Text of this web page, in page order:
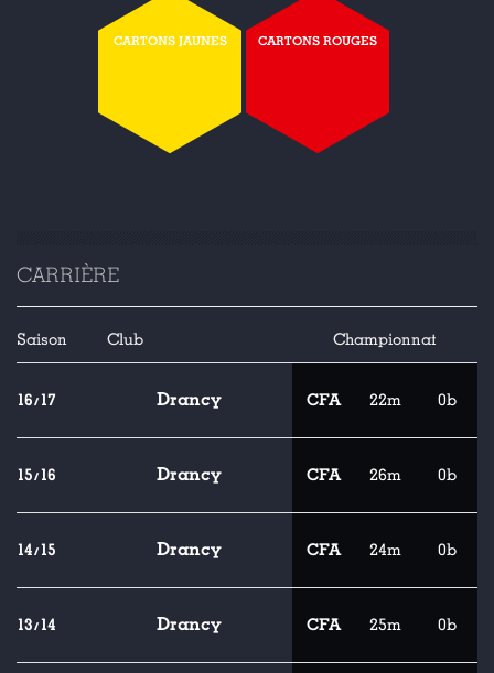
CARTONS JAUNES CARTONS ROUGES
CARRIÈRE
Saison Club Championnat
16/17 Drancy CFA 22m 0b
15/16 Drancy CFA 26m 0b
14/15 Drancy CFA 24m 0b
13/14 Drancy CFA 25m 0b